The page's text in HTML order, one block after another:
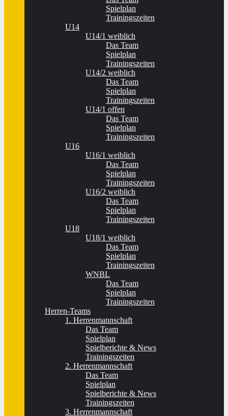
Spielplan
Trainingszeiten
U14
U14/1 weiblich
Das Team
Spielplan
Trainingszeiten
U14/2 weiblich
Das Team
Spielplan
Trainingszeiten
U14/1 offen
Das Team
Spielplan
Trainingszeiten
U16
U16/1 weiblich
Das Team
Spielplan
Trainingszeiten
U16/2 weiblich
Das Team
Spielplan
Trainingszeiten
U18
U18/1 weiblich
Das Team
Spielplan
Trainingszeiten
WNBL
Das Team
Spielplan
Trainingszeiten
Herren-Teams
1. Herrenmannschaft
Das Team
Spielplan
Spielberichte & News
Trainingszeiten
2. Herrenmannschaft
Das Team
Spielplan
Spielberichte & News
Trainingszeiten
3. Herrenmannschaft